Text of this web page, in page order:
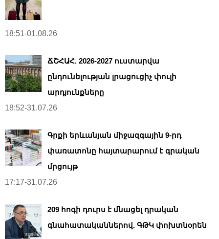
18:51-01.08.26
ՃՇՀԱՀ. 2026-2027 ուստարվա
ընդունելության լրացուցիչ փուլի
արդյունքները
18:52-31.07.26
Գրքի երևանյան միջազգային 9-րդ
փառատոնը հայտարարում է գրական
մրցույթ
17:17-31.07.26
209 հոգի դուրս է մնացել դրական
գնահատականներով. ԳԹԿ փոխտնօրեն